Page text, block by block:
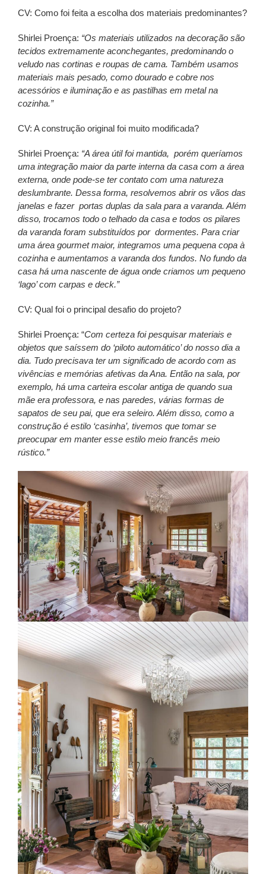
CV: Como foi feita a escolha dos materiais predominantes?
Shirlei Proença: “Os materiais utilizados na decoração são
tecidos extremamente aconchegantes, predominando o
veludo nas cortinas e roupas de cama. Também usamos
materiais mais pesado, como dourado e cobre nos
acessórios e iluminação e as pastilhas em metal na
cozinha.”
CV: A construção original foi muito modificada?
Shirlei Proença: “A área útil foi mantida, porém queríamos
uma integração maior da parte interna da casa com a área
externa, onde pode-se ter contato com uma natureza
deslumbrante. Dessa forma, resolvemos abrir os vãos das
janelas e fazer portas duplas da sala para a varanda. Além
disso, trocamos todo o telhado da casa e todos os pilares
da varanda foram substituídos por dormentes. Para criar
uma área gourmet maior, integramos uma pequena copa à
cozinha e aumentamos a varanda dos fundos. No fundo da
casa há uma nascente de água onde criamos um pequeno
‘lago’ com carpas e deck.”
CV: Qual foi o principal desafio do projeto?
Shirlei Proença: “Com certeza foi pesquisar materiais e
objetos que saíssem do ‘piloto automático’ do nosso dia a
dia. Tudo precisava ter um significado de acordo com as
vivências e memórias afetivas da Ana. Então na sala, por
exemplo, há uma carteira escolar antiga de quando sua
mãe era professora, e nas paredes, várias formas de
sapatos de seu pai, que era seleiro. Além disso, como a
construção é estilo ‘casinha’, tivemos que tomar se
preocupar em manter esse estilo meio francês meio
rústico.”